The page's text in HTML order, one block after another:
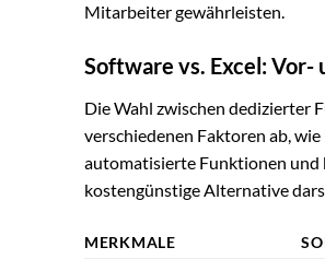
Mitarbeiter gewährleisten.
Software vs. Excel: Vor-
Die Wahl zwischen dedizierter
verschiedenen Faktoren ab,
automatisierte Funktionen und
kostengünstige Alternative
MERKMALE